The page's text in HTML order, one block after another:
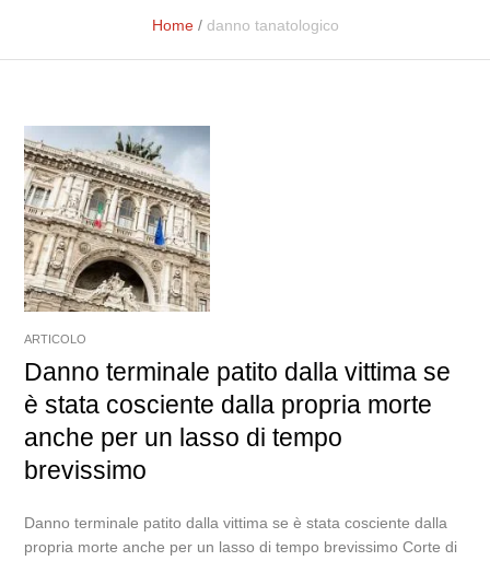
Home / danno tanatologico
ARTICOLO
Danno terminale patito dalla vittima se
è stata cosciente dalla propria morte
anche per un lasso di tempo
brevissimo
Danno terminale patito dalla vittima se è stata cosciente dalla
propria morte anche per un lasso di tempo brevissimo Corte di